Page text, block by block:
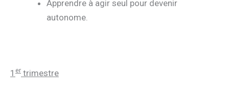
Apprendre à agir seul pour devenir
autonome.
1 er trimestre